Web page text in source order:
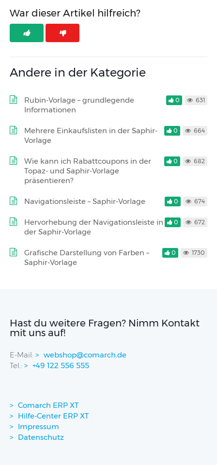
War dieser Artikel hilfreich?
Andere in der Kategorie
Rubin-Vorlage – grundlegende
Informationen
0 631
Mehrere Einkaufslisten in der Saphir-
Vorlage
0 664
Wie kann ich Rabattcoupons in der
Topaz- und Saphir-Vorlage
präsentieren?
0 682
Navigationsleiste – Saphir-Vorlage 0 674
Hervorhebung der Navigationsleiste in
der Saphir-Vorlage
0 672
Grafische Darstellung von Farben –
Saphir-Vorlage
0 1730
Hast du weitere Fragen? Nimm Kontakt
mit uns auf!
E-Mail:
webshop@comarch.de
Tel.:
+49 122 556 555
Comarch ERP XT
Hilfe-Center ERP XT
Impressum
Datenschutz